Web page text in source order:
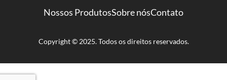
Nossos ProdutosSobre nósContato
Copyright © 2025. Todos os direitos reservados.